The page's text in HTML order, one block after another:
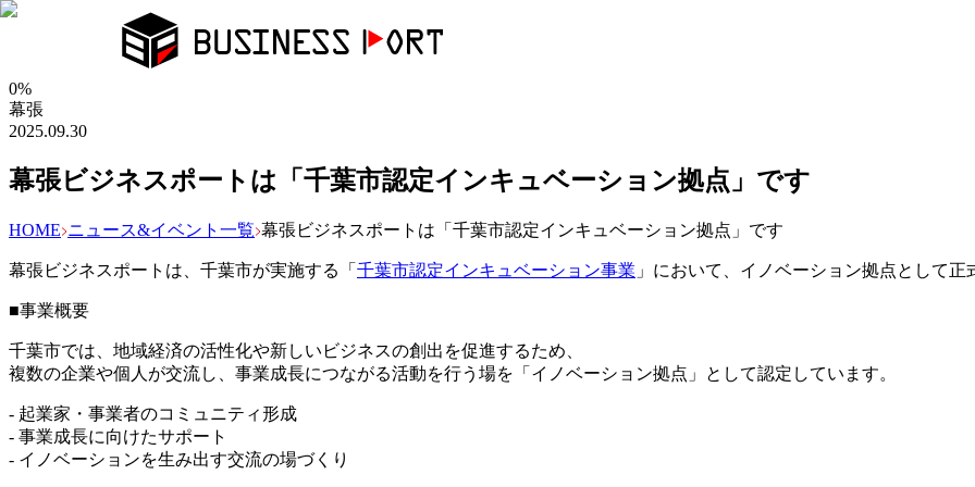
0%
幕張
2025.09.30
幕張ビジネスポートは「千葉市認定インキュベーション拠点」です
HOME ニュース&イベント一覧 幕張ビジネスポートは「千葉市認定インキュベーション拠点」です
幕張ビジネスポートは、千葉市が実施する「 千葉市認定インキュベーション事業 」において、イノベーション拠点として正
■事業概要
千葉市では、地域経済の活性化や新しいビジネスの創出を促進するため、
複数の企業や個人が交流し、事業成長につながる活動を行う場を「イノベーション拠点」として認定しています。
- 起業家・事業者のコミュニティ形成
- 事業成長に向けたサポート
- イノベーションを生み出す交流の場づくり